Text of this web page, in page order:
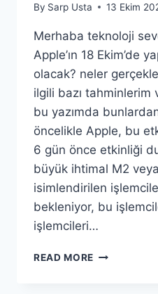
By Sarp Usta 13 Ekim
Merhaba teknoloji
Apple’ın 18 Ekim’de
olacak? neler
ilgili bazı tahminlerim
bu yazımda
öncelikle Apple, bu
6 gün önce etkinliği
büyük ihtimal M2
isimlendirilen
bekleniyor, bu
işlemcileri…
READ MORE APPLE